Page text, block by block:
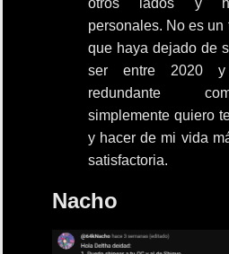
otros lados y
personales. No es un
que haya dejado de
ser entre 2020
redundante
simplemente quiero
y hacer de mi vida
satisfactoria.
Nacho